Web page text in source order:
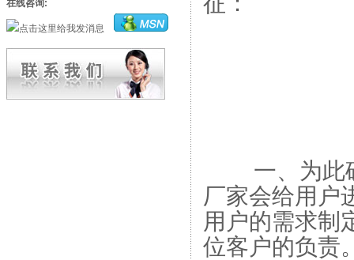
在线咨询:
一、为此确
厂家会给用户
用户的需求制
位客户的负责